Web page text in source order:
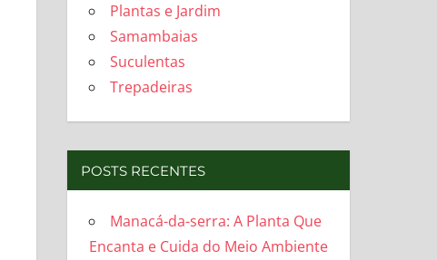
Plantas e Jardim
Samambaias
Suculentas
Trepadeiras
POSTS RECENTES
Manacá-da-serra: A Planta Que
Encanta e Cuida do Meio Ambiente